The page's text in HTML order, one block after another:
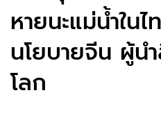
หายนะแม่น้ำใน
นโยบายจีน ผู้น
โลก